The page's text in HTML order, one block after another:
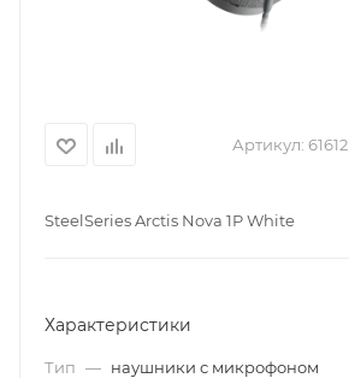
Артикул: 61612
SteelSeries Arctis Nova 1P White
Характеристики
Тип — наушники с микрофоном